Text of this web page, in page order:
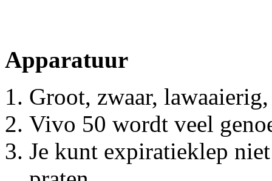
Apparatuur
Groot, zwaar,
Vivo 50 wordt veel
Je kunt expiratieklep